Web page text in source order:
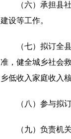
（六）承担县
建设等工作。
（七）拟订全
准，健全城乡社会
乡低收入家庭收入
（八）参与拟
（九）负责机